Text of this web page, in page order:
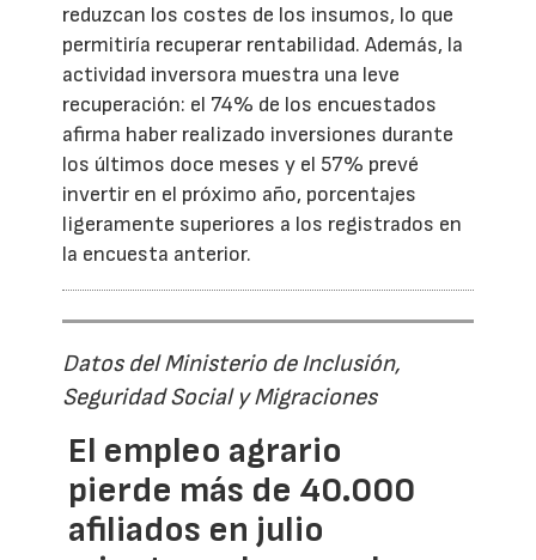
reduzcan los costes de los insumos, lo que
permitiría recuperar rentabilidad. Además, la
actividad inversora muestra una leve
recuperación: el 74% de los encuestados
afirma haber realizado inversiones durante
los últimos doce meses y el 57% prevé
invertir en el próximo año, porcentajes
ligeramente superiores a los registrados en
la encuesta anterior.
Datos del Ministerio de Inclusión,
Seguridad Social y Migraciones
El empleo agrario
pierde más de 40.000
afiliados en julio